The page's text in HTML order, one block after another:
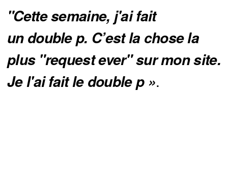
"Cette semaine, j'ai fait
un double p. C’est la chose la
plus "request ever" sur mon site.
Je l'ai fait le double p ».